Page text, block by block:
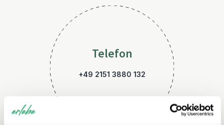
Telefon
+49 2151 3880 132